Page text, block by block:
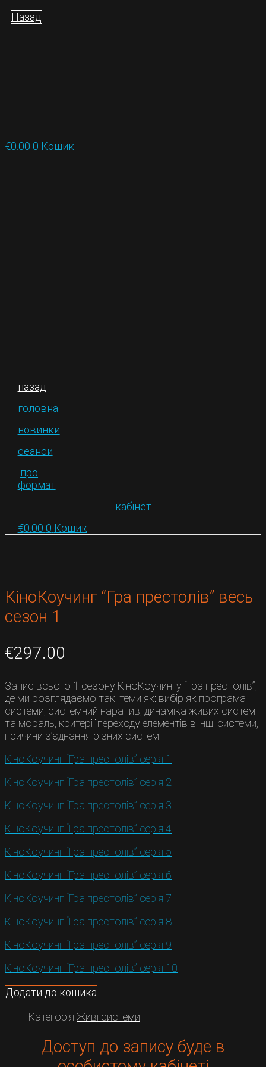
Назад
€0.00 0 Кошик
назад
головна
новинки
сеанси
про
формат
кабінет
€0.00 0 Кошик
КіноКоучинг “Гра престолів” весь
сезон 1
€297.00
Запис всього 1 сезону КіноКоучингу “Гра престолів”,
де ми розглядаємо такі теми як: вибір як програма
системи, системний наратив, динаміка живих систем
та мораль, критерії переходу елементів в інші системи,
причини з’єднання різних систем.
КіноКоучинг “Гра престолів” серія 1
КіноКоучинг “Гра престолів” серія 2
КіноКоучинг “Гра престолів” серія 3
КіноКоучинг “Гра престолів” серія 4
КіноКоучинг “Гра престолів” серія 5
КіноКоучинг “Гра престолів” серія 6
КіноКоучинг “Гра престолів” серія 7
КіноКоучинг “Гра престолів” серія 8
КіноКоучинг “Гра престолів” серія 9
КіноКоучинг “Гра престолів” серія 10
Додати до кошика
Категорія Живі системи
Доступ до запису буде в